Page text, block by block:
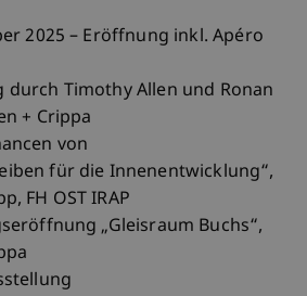
2025 – Eröffnung inkl. Apéro
durch Timothy Allen und Ronan
+ Crippa
von
für die Innenentwicklung“,
FH OST IRAP
„Gleisraum Buchs“,